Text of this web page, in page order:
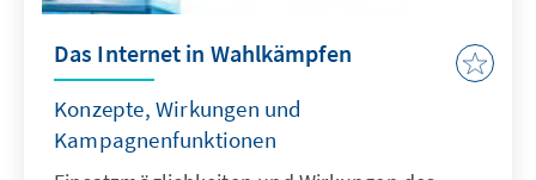
Bildungsangebote. Die Broschüre soll einen
„Ordnungspolitische Bildung”
auseinanderzusetzen, Lust machen, sich des
Themas anzunehmen und Anregungen vor
allem für die Umsetzung im Online-Modus zu
Das Internet in Wahlkämpfen
Konzepte, Wirkungen und
Kampagnenfunktionen